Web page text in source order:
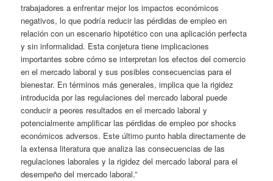
trabajadores a enfrentar mejor los impactos económicos
negativos, lo que podría reducir las pérdidas de empleo en
relación con un escenario hipotético con una aplicación perfecta
y sin informalidad. Esta conjetura tiene implicaciones
importantes sobre cómo se interpretan los efectos del comercio
en el mercado laboral y sus posibles consecuencias para el
bienestar. En términos más generales, implica que la rigidez
introducida por las regulaciones del mercado laboral puede
conducir a peores resultados en el mercado laboral y
potencialmente amplificar las pérdidas de empleo por shocks
económicos adversos. Este último punto habla directamente de
la extensa literatura que analiza las consecuencias de las
regulaciones laborales y la rigidez del mercado laboral para el
desempeño del mercado laboral.”